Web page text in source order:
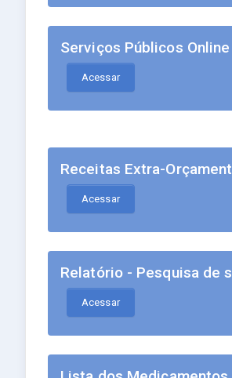
Serviços Públicos Online
Acessar
Receitas Extra-
Acessar
Relatório - Pesquisa de
Acessar